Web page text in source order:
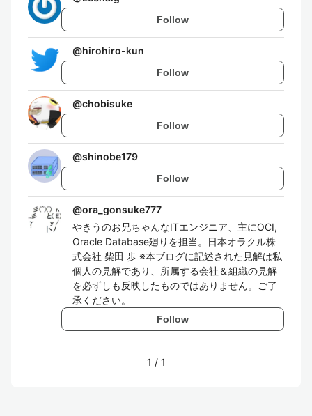
Follow
@hirohiro-kun
Follow
@chobisuke
Follow
@shinobe179
Follow
@ora_gonsuke777
やきうのお兄ちゃんなITエンジニア、主にOCI,
Oracle Database廻りを担当。日本オラクル株
式会社 柴田 歩 ※本ブログに記述された見解は私
個人の見解であり、所属する会社＆組織の見解
を必ずしも反映したものではありません。ご了
承ください。
Follow
1 / 1